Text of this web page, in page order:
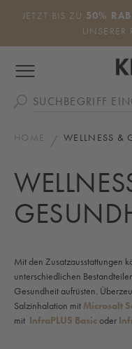
Zum Hauptinhalt springen
JETZT BIS ZU 50%
UNSERER
HOME WELLNESS &
Mit den Zusatzausstattungen
unterschiedlichen
Gesundheit aufrüsten.
Salzinhalation mit Microsalt
mit InfraPLUS Basic oder